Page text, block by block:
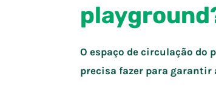
O espaço de circulação
precisa fazer para garantir